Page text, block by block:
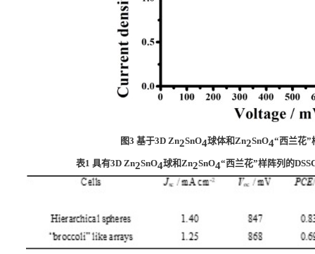
图3基于3D Zn2SnO4球体和 Zn2SnO4“西兰花”
表1具有3D Zn2SnO4球和Zn2SnO4“西兰花”样阵列的